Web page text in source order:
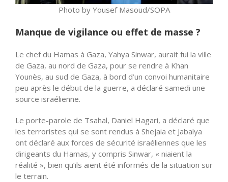
Photo by Yousef Masoud/SOPA
Manque de vigilance ou effet de masse ?
Le chef du Hamas à Gaza, Yahya Sinwar, aurait fui la ville
de Gaza, au nord de Gaza, pour se rendre à Khan
Younès, au sud de Gaza, à bord d’un convoi humanitaire
peu après le début de la guerre, a déclaré samedi une
source israélienne.
Le porte-parole de Tsahal, Daniel Hagari, a déclaré que
les terroristes qui se sont rendus à Shejaia et Jabalya
ont déclaré aux forces de sécurité israéliennes que les
dirigeants du Hamas, y compris Sinwar, « niaient la
réalité », bien qu’ils aient été informés de la situation sur
le terrain.